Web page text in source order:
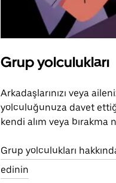
Grup yolculukları
Arkadaşlarınızı veya
yolculuğunuza davet
kendi alım veya bırakma
Grup yolculukları
edinin